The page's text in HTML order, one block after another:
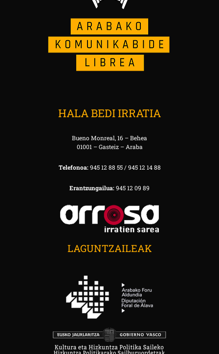
HALA BEDI IRRATIA
Bueno Monreal, 16 – Behea
01001 – Gasteiz – Araba
Telefonoa:945 12 88 55 / 945 12 14 88
Erantzungailua:945 12 09 89
LAGUNTZAILEAK